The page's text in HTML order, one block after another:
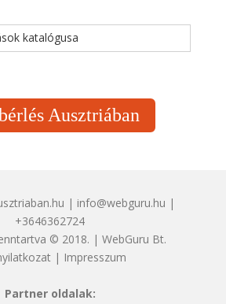
katalógusa
Ausztriában
| info@webguru.hu |
+3646362724
© 2018. | WebGuru Bt.
| Impresszum
Partner oldalak: